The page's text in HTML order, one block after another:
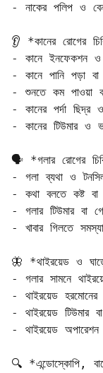
- নাকের পলিপ ও
👂 *কানের রোগের
- কানে ইনফেকশন
- কানে পানি পড়া
- শুনতে কম পাওয়া
- কানের পর্দা
- কানের টিউমার ও
🗣️ *গলার রোগের
- গলা ব্যথা ও
- কথা বলতে কষ্ট বা
- গলার টিউমার বা
- খাবার গিলতে
🦋 *থাইরয়েড ও
- গলার সামনে
- থাইরয়েড
- থাইরয়েড টিউমার
- থাইরয়েড
🔍 *এন্ডোস্কোপি,